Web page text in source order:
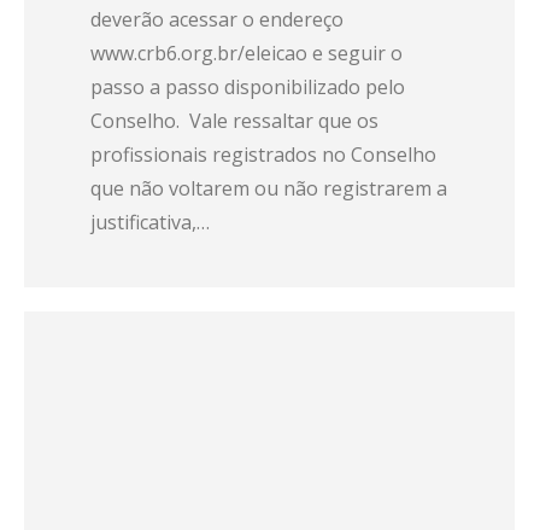
deverão acessar o endereço
www.crb6.org.br/eleicao e seguir o
passo a passo disponibilizado pelo
Conselho. Vale ressaltar que os
profissionais registrados no Conselho
que não voltarem ou não registrarem a
justificativa,…